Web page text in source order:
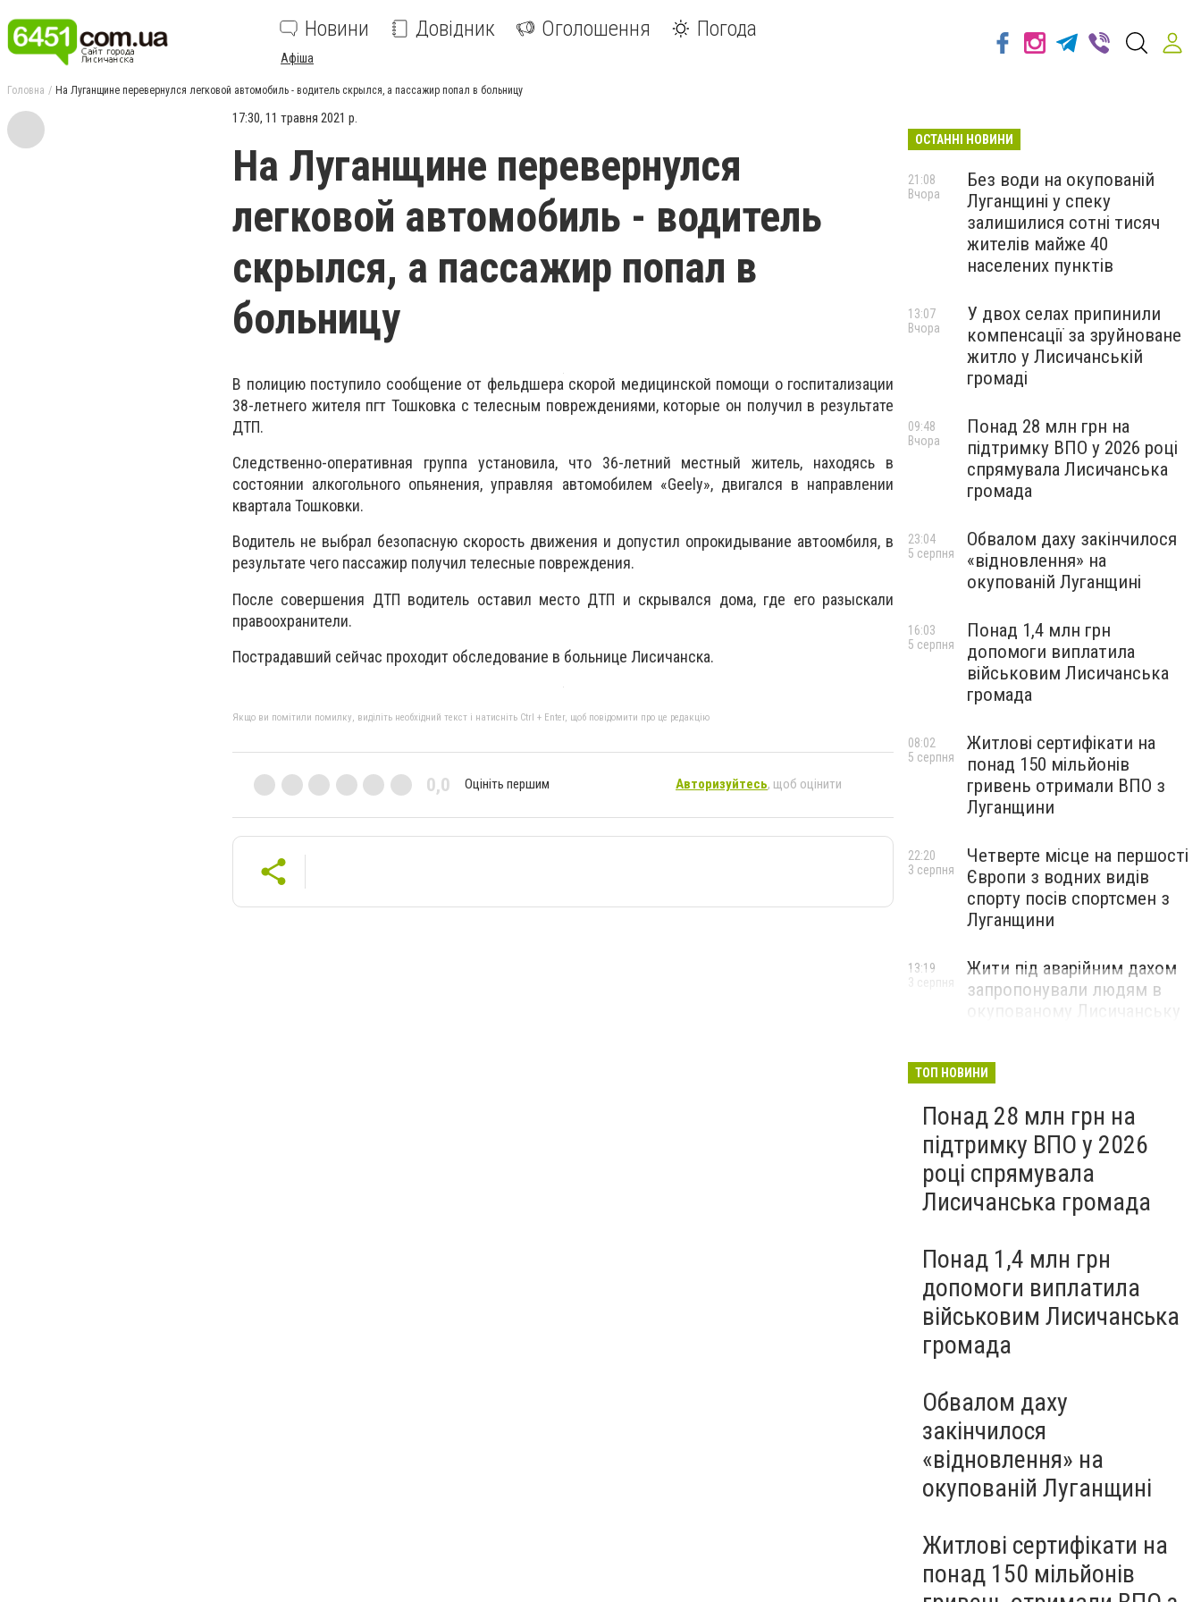
Новини Довідник Оголошення Погода
Афіша
Головна На Луганщине перевернулся легковой автомобиль - водитель скрылся, а пассажир попал в больницу
17:30, 11 травня 2021 р.
На Луганщине перевернулся
легковой автомобиль - водитель
скрылся, а пассажир попал в
больницу
В полицию поступило сообщение от фельдшера скорой медицинской помощи о госпитализации
38-летнего жителя пгт Тошковка с телесным повреждениями, которые он получил в результате
ДТП.
Следственно-оперативная группа установила, что 36-летний местный житель, находясь в
состоянии алкогольного опьянения, управляя автомобилем «Geely», двигался в направлении
квартала Тошковки.
Водитель не выбрал безопасную скорость движения и допустил опрокидывание автоомбиля, в
результате чего пассажир получил телесные повреждения.
После совершения ДТП водитель оставил место ДТП и скрывался дома, где его разыскали
правоохранители.
Пострадавший сейчас проходит обследование в больнице Лисичанска.
Якщо ви помітили помилку, виділіть необхідний текст і натисніть Ctrl + Enter, щоб повідомити про це редакцію
0,0 Оцініть першим Авторизуйтесь, щоб оцінити
ОСТАННІ НОВИНИ
Без води на окупованій
Луганщині у спеку
залишилися сотні тисяч
жителів майже 40
населених пунктів
21:08
Вчора
У двох селах припинили
компенсації за зруйноване
житло у Лисичанській
громаді
13:07
Вчора
Понад 28 млн грн на
підтримку ВПО у 2026 році
спрямувала Лисичанська
громада
09:48
Вчора
Обвалом даху закінчилося
«відновлення» на
окупованій Луганщині
23:04
5 серпня
Понад 1,4 млн грн
допомоги виплатила
військовим Лисичанська
громада
16:03
5 серпня
Житлові сертифікати на
понад 150 мільйонів
гривень отримали ВПО з
Луганщини
08:02
5 серпня
Четверте місце на першості
Європи з водних видів
спорту посів спортсмен з
Луганщини
22:20
3 серпня
Жити під аварійним дахом
запропонували людям в
окупованому Лисичанську
13:19
3 серпня
ТОП НОВИНИ
Понад 28 млн грн на
підтримку ВПО у 2026
році спрямувала
Лисичанська громада
Понад 1,4 млн грн
допомоги виплатила
військовим Лисичанська
громада
Обвалом даху
закінчилося
«відновлення» на
окупованій Луганщині
Житлові сертифікати на
понад 150 мільйонів